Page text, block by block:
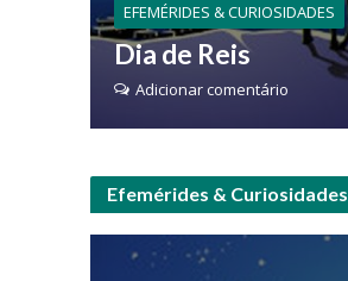
EFEMÉRIDES & CURIOSIDADES
Dia de Reis
Adicionar comentário
Efemérides & Curiosidades